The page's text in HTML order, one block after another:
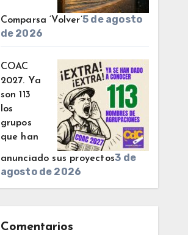
Comparsa ‘Volver’5 de agosto
de 2026
COAC
2027. Ya
son 113
los
grupos
que han
anunciado sus proyectos3 de
agosto de 2026
Comentarios